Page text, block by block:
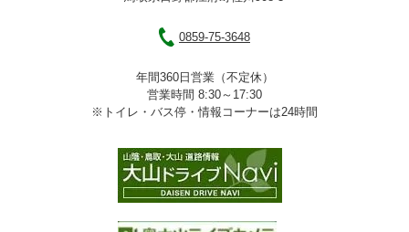
0859-75-3648
年間360日営業（不定休）
営業時間 8:30～17:30
※トイレ・バス停・情報コーナーは24時間